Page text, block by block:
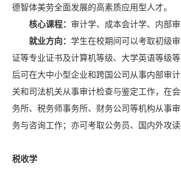
德智体美劳全面发展的高素质应用型人才。
核心课程： 审计学、成本会计学、内部
就业方向： 学生在校期间可以考取初级
证等专业证书及计算机等级、大学英语等级
后可在大中小型企业和跨国公司从事内部审
关和司法机关从事审计检查与鉴定工作，在
务所、税务师事务所、财务公司等机构从事
务与咨询工作；亦可考取公务员、国内外攻读
税收学